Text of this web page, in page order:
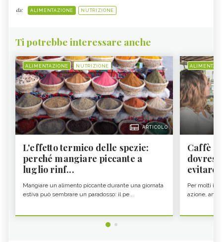
da: ALIMENTAZIONE NUTRIZIONE
Ti potrebbe interessare anche
ALIMENTAZIONE NUTRIZIONE
ARTICOLO
L'effetto termico delle spezie:
perché mangiare piccante a
luglio rinf...
Mangiare un alimento piccante durante una giornata
estiva può sembrare un paradosso: il pe...
Caffè
evitare
Per molti il
azione,